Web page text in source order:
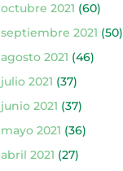
octubre 2021 (60)
septiembre 2021 (50)
agosto 2021 (46)
julio 2021 (37)
junio 2021 (37)
mayo 2021 (36)
abril 2021 (27)